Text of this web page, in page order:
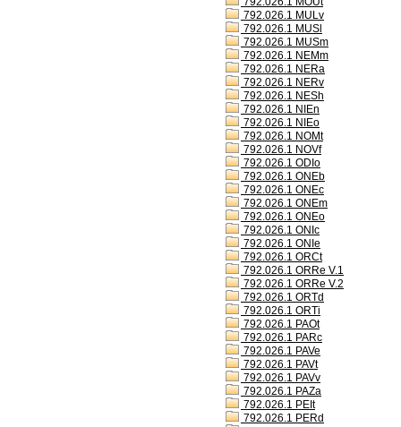
792.026.1 MULv
792.026.1 MUSl
792.026.1 MUSm
792.026.1 NEMm
792.026.1 NERa
792.026.1 NERv
792.026.1 NESh
792.026.1 NIEn
792.026.1 NIEo
792.026.1 NOMt
792.026.1 NOVf
792.026.1 ODIo
792.026.1 ONEb
792.026.1 ONEc
792.026.1 ONEm
792.026.1 ONEo
792.026.1 ONIc
792.026.1 ONIe
792.026.1 ORCt
792.026.1 ORRe V.1
792.026.1 ORRe V.2
792.026.1 ORTd
792.026.1 ORTi
792.026.1 PAOt
792.026.1 PARc
792.026.1 PAVe
792.026.1 PAVt
792.026.1 PAVv
792.026.1 PAZa
792.026.1 PEIt
792.026.1 PERd